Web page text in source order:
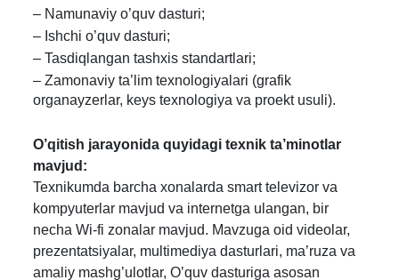
– Namunaviy o’quv dasturi;
– Ishchi o’quv dasturi;
– Tasdiqlangan tashxis standartlari;
– Zamonaviy ta’lim texnologiyalari (grafik
organayzerlar, keys texnologiya va proekt usuli).
O’qitish jarayonida quyidagi texnik ta’minotlar
mavjud:
Texnikumda barcha xonalarda smart televizor va
kompyuterlar mavjud va internetga ulangan, bir
necha Wi-fi zonalar mavjud. Mavzuga oid videolar,
prezentatsiyalar, multimediya dasturlari, ma’ruza va
amaliy mashg’ulotlar, O’quv dasturiga asosan